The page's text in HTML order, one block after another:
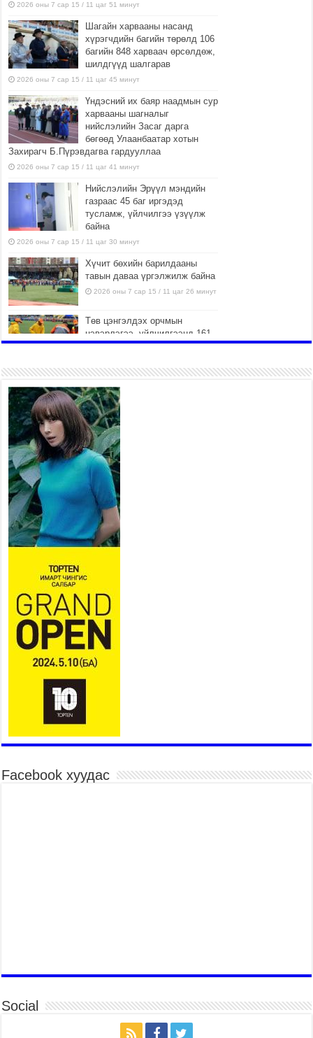
2026 оны 7 сар 15 / 11 цаг 51 минут
Шагайн харвааны насанд
хүрэгчдийн багийн төрөлд 106
багийн 848 харваач өрсөлдөж,
шилдгүүд шалгарав
2026 оны 7 сар 15 / 11 цаг 45 минут
Үндэсний их баяр наадмын сур
харвааны шагналыг
нийслэлийн Засаг дарга
бөгөөд Улаанбаатар хотын
Захирагч Б.Пүрэвдагва гардууллаа
2026 оны 7 сар 15 / 11 цаг 41 минут
Нийслэлийн Эрүүл мэндийн
газраас 45 баг иргэдэд
тусламж, үйлчилгээ үзүүлж
байна
2026 оны 7 сар 15 / 11 цаг 30 минут
Хүчит бөхийн барилдааны
тавын даваа үргэлжилж байна
2026 оны 7 сар 15 / 11 цаг 26 минут
Төв цэнгэлдэх орчмын
цэвэрлэгээ, үйлчилгээнд 161
ажилтан, 27 техниктэй
2026 оны 7 сар 15 / 11 цаг 22 минут
Наадмын амралтын өдрүүдэд
нийслэлийн эрүүл мэндийн
байгууллагууд дараах
хуваарийн дагуу ажиллана
2026 оны 7 сар 15 / 11 цаг 18 минут
Үндэсний их баяр наадам
эхэллээ
2026 оны 7 сар 15 / 11 цаг 14 минут
Үер усны аюулаас сэргийлж, нийслэлийн Онцгой
байдлын газрын 162 алба хаагч үүрэг гүйцэтгэж
байна
2026 оны 7 сар 15 / 11 цаг 07 минут
Үндэсний их сурын харваанд 850 харваач цэц
мэргэнээ сорьж байна
2026 оны 7 сар 15 / 11 цаг 03 минут
Төв цэнгэлдэхийн эргэн тойронд
2026 оны 7 сар 15 / 10 цаг 58 минут
Үндэсний их баяр наадмын шагайн харваа
насанд хүрэгчдийн багийн харваагаар
үргэлжилж байна
2026 оны 7 сар 15 / 10 цаг 52 минут
Үндэсний их баяр наадмын хүчит бөхийн
ТӨРИЙН ДАЛБААНЫ ӨДӨРТ ЗОРИУЛСАН
2026 оны 7 сар 14 / 17 цаг 47 минут
Өв соёлоо тээж яваа уяачдын галаар УИХ-ын
Facebook хуудас
Social